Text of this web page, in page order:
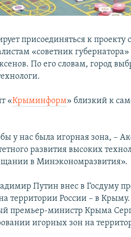
присоединяться к
«советник
По его словам, город
«Крыминформ» близкий к
у нас была игорная зона, –
развития высоких
в Минэкономразвития».
Путин внес в Госдуму
территории России – в
премьер-министр Крыма
игорных зон на